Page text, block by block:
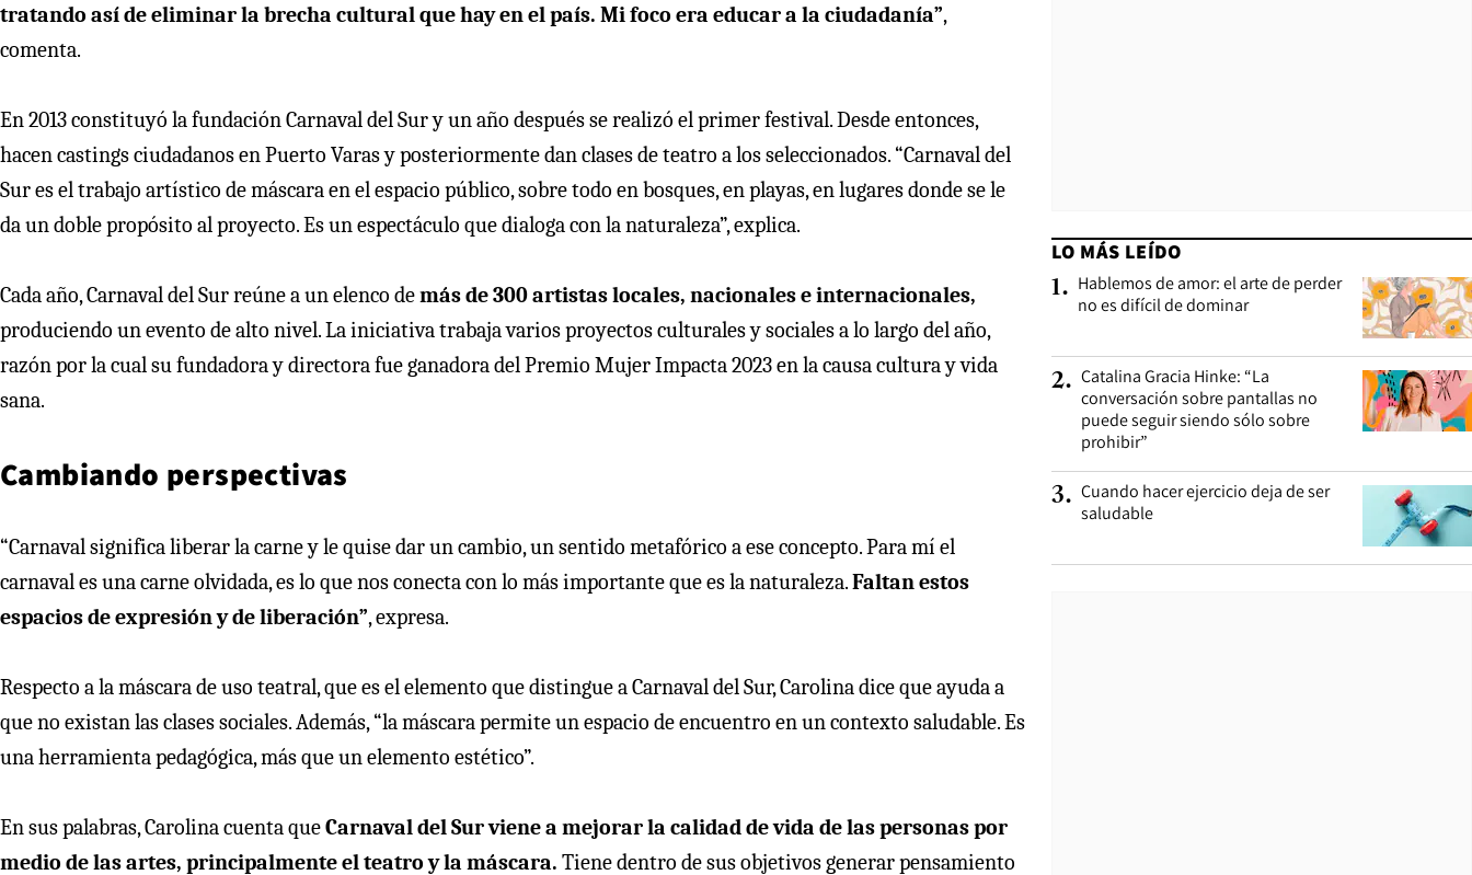
tratando así de eliminar la brecha cultural que hay en el país. Mi foco era educar a la ciudadanía”,
comenta.
En 2013 constituyó la fundación Carnaval del Sur y un año después se realizó el primer festival. Desde entonces,
hacen castings ciudadanos en Puerto Varas y posteriormente dan clases de teatro a los seleccionados. “Carnaval del
Sur es el trabajo artístico de máscara en el espacio público, sobre todo en bosques, en playas, en lugares donde se le
da un doble propósito al proyecto. Es un espectáculo que dialoga con la naturaleza”, explica.
Cada año, Carnaval del Sur reúne a un elenco demás de 300 artistas locales, nacionales e internacionales,
produciendo un evento de alto nivel. La iniciativa trabaja varios proyectos culturales y sociales a lo largo del año,
razón por la cual su fundadora y directora fue ganadora del Premio Mujer Impacta 2023 en la causa cultura y vida
sana.
Cambiando perspectivas
“Carnaval significa liberar la carne y le quise dar un cambio, un sentido metafórico a ese concepto. Para mí el
carnaval es una carne olvidada, es lo que nos conecta con lo más importante que es la naturaleza.Faltan estos
espacios de expresión y de liberación”, expresa.
Respecto a la máscara de uso teatral, que es el elemento que distingue a Carnaval del Sur, Carolina dice que ayuda a
que no existan las clases sociales. Además, “la máscara permite un espacio de encuentro en un contexto saludable. Es
una herramienta pedagógica, más que un elemento estético”.
En sus palabras, Carolina cuenta queCarnaval del Sur viene a mejorar la calidad de vida de las personas por
medio de las artes, principalmente el teatro y la máscara. Tiene dentro de sus objetivos generar pensamiento
LO MÁS LEÍDO
1. Hablemos de amor: el arte de perder
no es difícil de dominar
2. Catalina Gracia Hinke: “La
conversación sobre pantallas no
puede seguir siendo sólo sobre
prohibir”
3. Cuando hacer ejercicio deja de ser
saludable